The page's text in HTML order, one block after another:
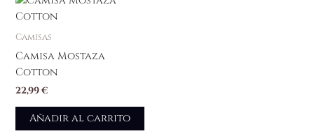
Camisas
Camisa Mostaza
Cotton
22,99€
Añadir al carrito